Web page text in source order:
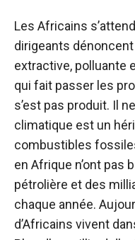
Les Africains
dirigeants
extractive, polluante
qui fait passer les
s’est pas produit. Il
climatique est un
combustibles
en Afrique n’ont pas
pétrolière et des
chaque année.
d’Africains vivent